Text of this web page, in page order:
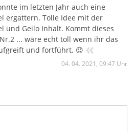
im letzten Jahr auch eine
ergattern. Tolle Idee mit der
und Geilo Inhalt. Kommt dieses
... wäre echt toll wenn ihr das
und fortführt. 😉 «
04. 04. 2021, 09:47 Uhr